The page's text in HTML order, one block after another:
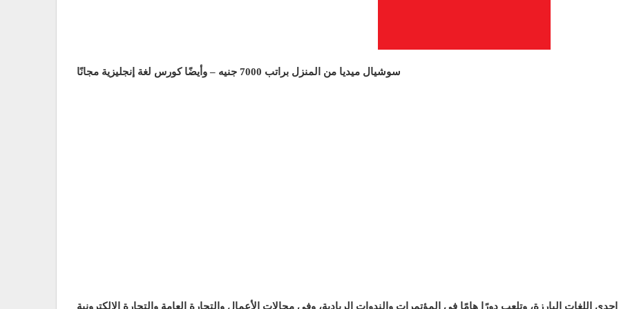
سوشيال ميديا من المنزل براتب 7000 جنيه – وأيضًا كورس لغة إنجليزية مجانًا